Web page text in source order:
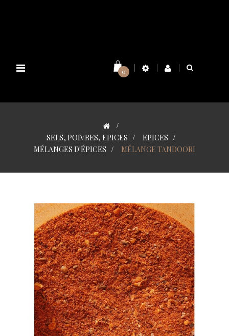
Basculer
navigation
0
>
SELS, POIVRES, EPICES > EPICES >
MÉLANGES D'ÉPICES > MÉLANGE TANDOORI